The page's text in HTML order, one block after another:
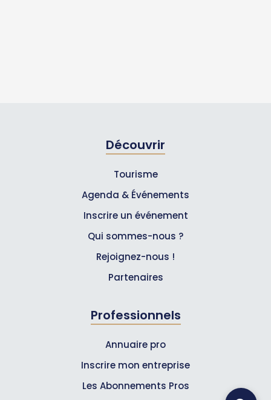
Découvrir
Tourisme
Agenda & Événements
Inscrire un événement
Qui sommes-nous ?
Rejoignez-nous !
Partenaires
Professionnels
Annuaire pro
Inscrire mon entreprise
Les Abonnements Pros